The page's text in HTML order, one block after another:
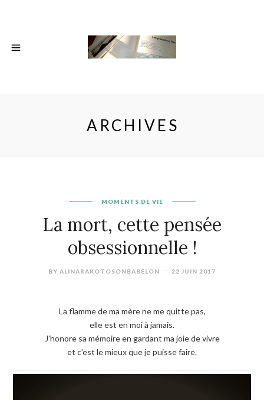
ARCHIVES
MOMENTS DE VIE
La mort, cette pensée
obsessionnelle !
BY ALINARAKOTOSONBABELON 22 JUIN 2017
La flamme de ma mère ne me quitte pas,
elle est en moi à jamais.
J’honore sa mémoire en gardant ma joie de vivre
et c’est le mieux que je puisse faire.